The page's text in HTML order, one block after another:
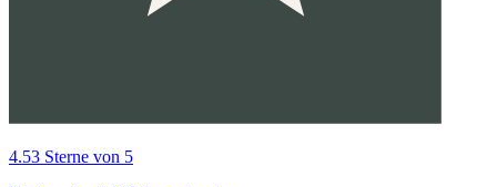
4.53 Sterne von 5